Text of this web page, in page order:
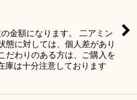
金額になります。 二アミン
態に対しては、個人差があり
だわりのある方は、ご購入を
庫は十分注意しております